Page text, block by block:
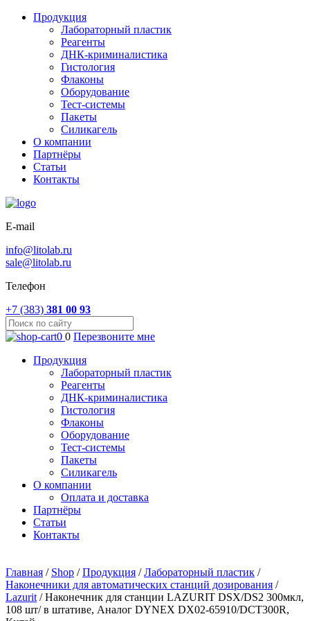
Продукция
Лабораторный пластик
Реагенты
ДНК-криминалистика
Гистология
Флаконы
Оборудование
Тест-системы
Пакеты
Силикагель
О компании
Партнёры
Статьи
Контакты
E-mail
info@litolab.ru
sale@litolab.ru
Телефон
+7 (383) 381 00 93
0 0 Перезвоните мне
Продукция
Лабораторный пластик
Реагенты
ДНК-криминалистика
Гистология
Флаконы
Оборудование
Тест-системы
Пакеты
Силикагель
О компании
Оплата и доставка
Партнёры
Статьи
Контакты
Главная / Shop /Продукция /Лабораторный пластик /
Наконечники для автоматических станций дозирования /
Lazurit /Наконечник для станции LAZURIT DSX/DS2 300мкл,
108 шт/ в штативе, Аналог DYNEX DX02-65910/DCT300R,